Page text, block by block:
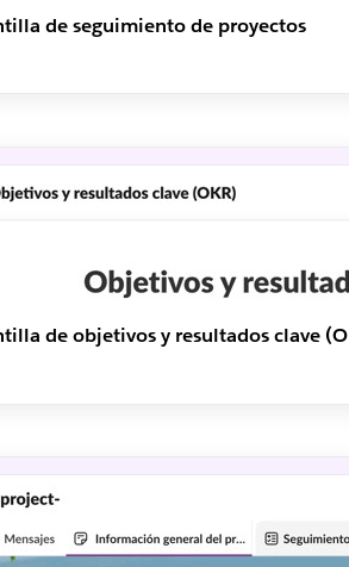
de seguimiento de proyectos
de objetivos y resultados clave